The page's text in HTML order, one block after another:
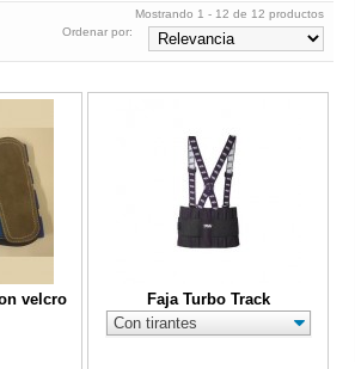
Mostrando 1 - 12 de 12 productos
Ordenar por:
velcro
velcro
Faja Turbo Track